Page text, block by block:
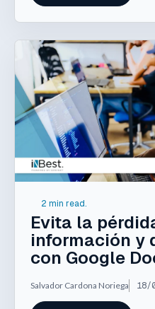
2 min read.
Evita la
información y
con Google
Salvador Cardona Noriega 18/